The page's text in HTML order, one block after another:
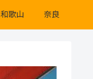
和歌山 奈良